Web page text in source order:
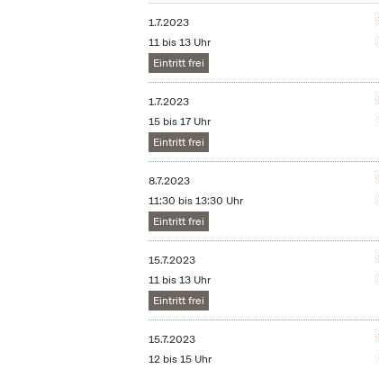
1.7.2023
11 bis 13 Uhr
Eintritt frei
1.7.2023
15 bis 17 Uhr
Eintritt frei
8.7.2023
11:30 bis 13:30 Uhr
Eintritt frei
15.7.2023
11 bis 13 Uhr
Eintritt frei
15.7.2023
12 bis 15 Uhr